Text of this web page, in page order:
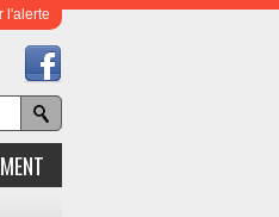
l'alerte